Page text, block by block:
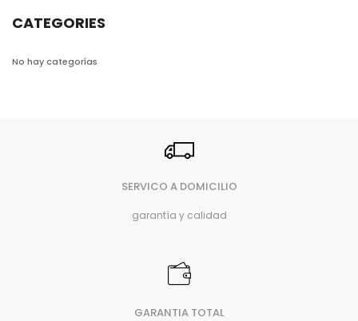
CATEGORIES
No hay categorías
SERVICO A DOMICILIO
garantía y calidad
GARANTIA TOTAL